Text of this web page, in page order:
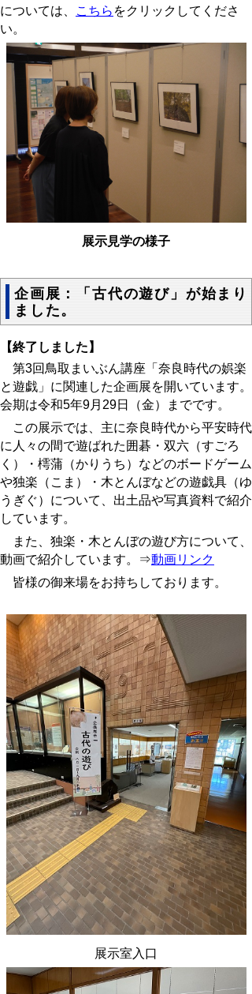
については、
こちら をクリックしてくださ
い。
展示見学の様子
企画展：「古代の遊び」が始まり
ました。
【終了しました】
第3回鳥取まいぶん講座「奈良時代の娯楽
と遊戯」に関連した企画展を開いています。
会期は令和5年9月29日（金）までです。
この展示では、主に奈良時代から平安時代
に人々の間で遊ばれた囲碁・双六（すごろ
く）・樗蒲（かりうち）などのボードゲーム
や独楽（こま）・木とんぼなどの遊戯具（ゆ
うぎぐ）について、出土品や写真資料で紹介
しています。
また、独楽・木とんぼの遊び方について、
動画で紹介しています。⇒動画リンク
皆様の御来場をお持ちしております。
展示室入口